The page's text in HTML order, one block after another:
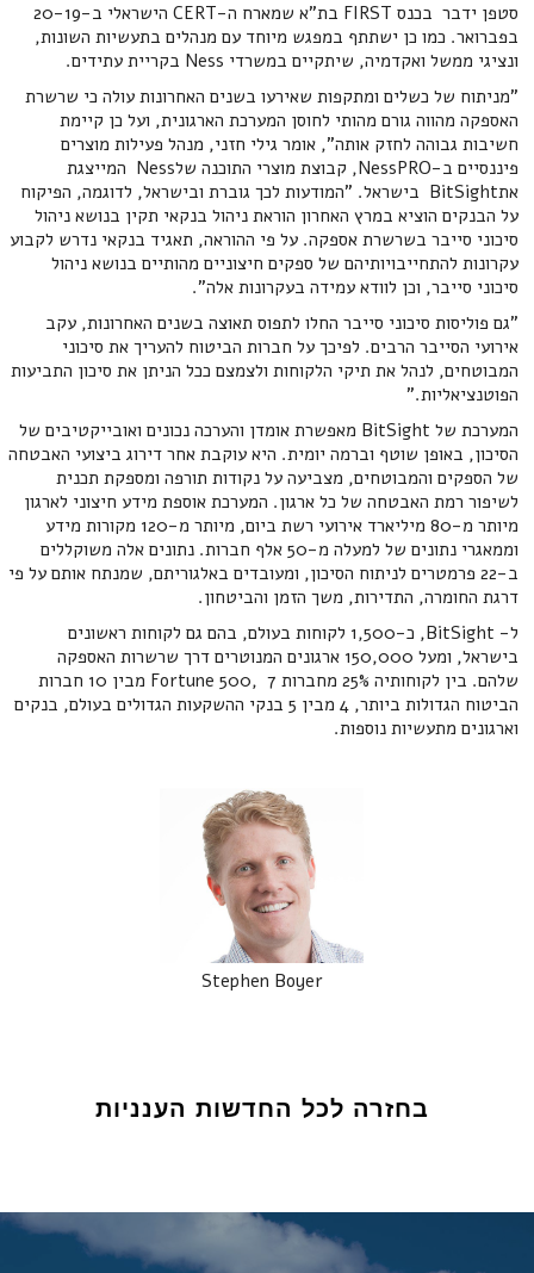
סטפן ידבר בכנס FIRST בת"א שמארח ה-CERT הישראלי ב-20-19
בפברואר. כמו כן ישתתף במפגש מיוחד עם מנהלים בתעשיות השונות,
ונציגי ממשל ואקדמיה, שיתקיים במשרדי Ness בקריית עתידים.
"מניתוח של כשלים ומתקפות שאירעו בשנים האחרונות עולה כי שרשרת
האספקה מהווה גורם מהותי לחוסן המערכת הארגונית, ועל כן קיימת
חשיבות גבוהה לחזק אותה", אומר גילי חזני, מנהל פעילות מוצרים
פיננסיים ב-NessPRO, קבוצת מוצרי התוכנה שלNess המייצגת
אתBitSight בישראל. "המודעות לכך גוברת ובישראל, לדוגמה, הפיקוח
על הבנקים הוציא במרץ האחרון הוראת ניהול בנקאי תקין בנושא ניהול
סיכוני סייבר בשרשרת אספקה. על פי ההוראה, תאגיד בנקאי נדרש לקבוע
עקרונות להתחייבויותיהם של ספקים חיצוניים מהותיים בנושא ניהול
סיכוני סייבר, וכן לוודא עמידה בעקרונות אלה".
"גם פוליסות סיכוני סייבר החלו לתפוס תאוצה בשנים האחרונות, עקב
אירועי הסייבר הרבים. לפיכך על חברות הביטוח להעריך את סיכוני
המבוטחים, לנהל את תיקי הלקוחות ולצמצם ככל הניתן את סיכון התביעות
הפוטנציאליות."
המערכת של BitSight מאפשרת אומדן והערכה נכונים ואובייקטיבים של
הסיכון, באופן שוטף וברמה יומית. היא עוקבת אחר דירוג ביצועי האבטחה
של הספקים והמבוטחים, מצביעה על נקודות תורפה ומספקת תכנית
לשיפור רמת האבטחה של כל ארגון. המערכת אוספת מידע חיצוני לארגון
מיותר מ-80 מיליארד אירועי רשת ביום, מיותר מ-120 מקורות מידע
וממאגרי נתונים של למעלה מ-50 אלף חברות. נתונים אלה משוקללים
ב-22 פרמטרים לניתוח הסיכון, ומעובדים באלגוריתם, שמנתח אותם על פי
דרגת החומרה, התדירות, משך הזמן והביטחון.
ל- BitSight, כ-1,500 לקוחות בעולם, בהם גם לקוחות ראשונים
בישראל, ומעל 150,000 ארגונים המנוטרים דרך שרשרות האספקה
שלהם. בין לקוחותיה 25% מחברות Fortune 500, 7 מבין 10 חברות
הביטוח הגדולות ביותר, 4 מבין 5 בנקי ההשקעות הגדולים בעולם, בנקים
וארגונים מתעשיות נוספות.
Stephen Boyer
בחזרה לכל החדשות הענניות